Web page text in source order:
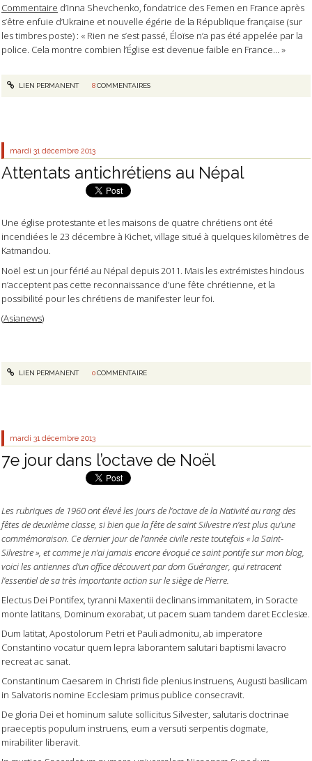
Commentaire d’Inna Shevchenko, fondatrice des Femen en France après
s’être enfuie d’Ukraine et nouvelle égérie de la République française (sur
les timbres poste) : « Rien ne s’est passé, Éloïse n’a pas été appelée par la
police. Cela montre combien l’Église est devenue faible en France… »
LIEN PERMANENT 8COMMENTAIRES
mardi 31 décembre 2013
Attentats antichrétiens au Népal
Une église protestante et les maisons de quatre chrétiens ont été
incendiées le 23 décembre à Kichet, village situé à quelques kilomètres de
Katmandou.
Noël est un jour férié au Népal depuis 2011. Mais les extrémistes hindous
n’acceptent pas cette reconnaissance d’une fête chrétienne, et la
possibilité pour les chrétiens de manifester leur foi.
(Asianews)
LIEN PERMANENT 0COMMENTAIRE
mardi 31 décembre 2013
7e jour dans l’octave de Noël
Les rubriques de 1960 ont élevé les jours de l’octave de la Nativité au rang des
fêtes de deuxième classe, si bien que la fête de saint Silvestre n’est plus qu’une
commémoraison. Ce dernier jour de l’année civile reste toutefois « la Saint-
Silvestre », et comme je n’ai jamais encore évoqué ce saint pontife sur mon blog,
voici les antiennes d’un office découvert par dom Guéranger, qui retracent
l’essentiel de sa très importante action sur le siège de Pierre.
Electus Dei Pontifex, tyranni Maxentii declinans immanitatem, in Soracte
monte latitans, Dominum exorabat, ut pacem suam tandem daret Ecclesiæ.
Dum latitat, Apostolorum Petri et Pauli admonitu, ab imperatore
Constantino vocatur quem lepra laborantem salutari baptismi lavacro
recreat ac sanat.
Constantinum Caesarem in Christi fide plenius instruens, Augusti basilicam
in Salvatoris nomine Ecclesiam primus publice consecravit.
De gloria Dei et hominum salute sollicitus Silvester, salutaris doctrinae
praeceptis populum instruens, eum a versuti serpentis dogmate,
mirabiliter liberavit.